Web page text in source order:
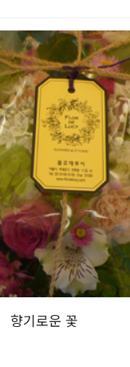
본문
향기로운 꽃